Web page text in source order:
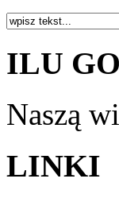
ILU
Naszą
LINKI